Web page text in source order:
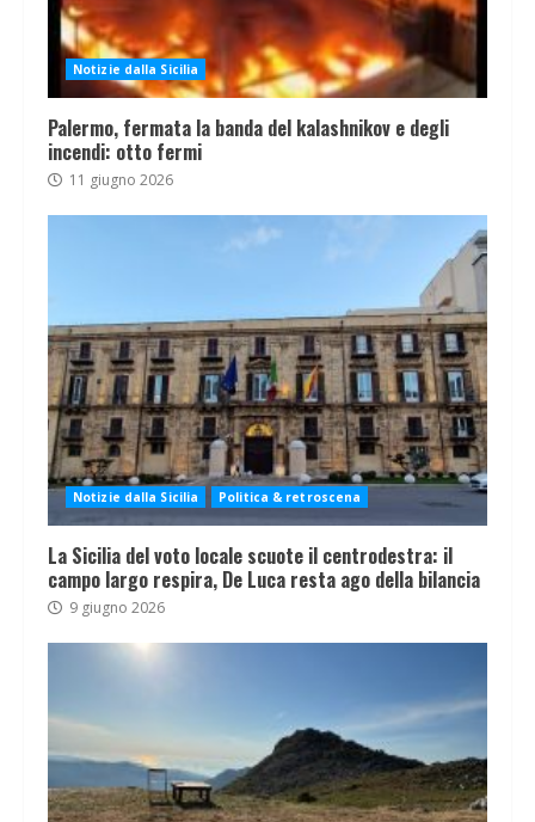
Notizie dalla Sicilia
Palermo, fermata la banda del kalashnikov e degli
incendi: otto fermi
11 giugno 2026
Notizie dalla Sicilia Politica & retroscena
La Sicilia del voto locale scuote il centrodestra: il
campo largo respira, De Luca resta ago della bilancia
9 giugno 2026